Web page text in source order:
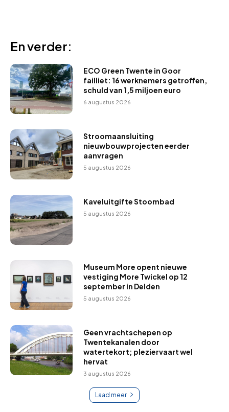
En verder:
ECO Green Twente in Goor
failliet: 16 werknemers getroffen,
schuld van 1,5 miljoen euro
6 augustus 2026
Stroomaansluiting
nieuwbouwprojecten eerder
aanvragen
5 augustus 2026
Kaveluitgifte Stoombad
5 augustus 2026
Museum More opent nieuwe
vestiging More Twickel op 12
september in Delden
5 augustus 2026
Geen vrachtschepen op
Twentekanalen door
watertekort; pleziervaart wel
hervat
3 augustus 2026
Laad meer